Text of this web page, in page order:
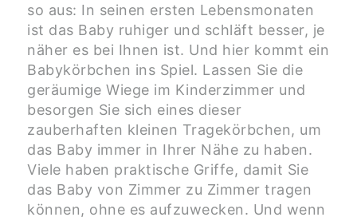
so aus: In seinen ersten Lebensmonaten
ist das Baby ruhiger und schläft besser, je
näher es bei Ihnen ist. Und hier kommt ein
Babykörbchen ins Spiel. Lassen Sie die
geräumige Wiege im Kinderzimmer und
besorgen Sie sich eines dieser
zauberhaften kleinen Tragekörbchen, um
das Baby immer in Ihrer Nähe zu haben.
Viele haben praktische Griffe, damit Sie
das Baby von Zimmer zu Zimmer tragen
können, ohne es aufzuwecken. Und wenn